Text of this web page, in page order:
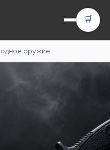
🛒
оружие